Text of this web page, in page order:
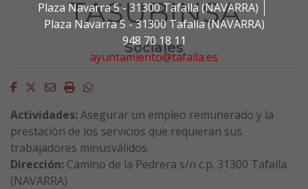
Plaza Navarra 5 - 31300 Tafalla (NAVARRA)
Plaza Navarra 5 - 31300 Tafalla (NAVARRA)
948 70 18 11
ayuntamiento@tafalla.es
TASUBINSA
Sociales
Facebook
Twitter
EmailImprimirWhatsapp
Actividades: Asegurar un empleo remunerado y la
prestación de los servicios que requieran sus
trabajadores minusválidos.
Dirección: Camino de la Pedrera s/n c.p. 31300 Tafalla
(NAVARRA)